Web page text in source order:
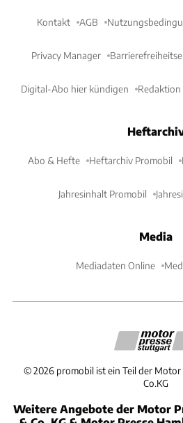
Kontakt AGB
Privacy Manager
Digital-Abo hier kündigen Redaktion
Abo & Hefte Heftarchiv Promobil
Jahresinhalt Promobil
Media
Mediadaten Online
©2026 promobil ist ein Teil der
Co.KG
Weitere Angebote der Motor